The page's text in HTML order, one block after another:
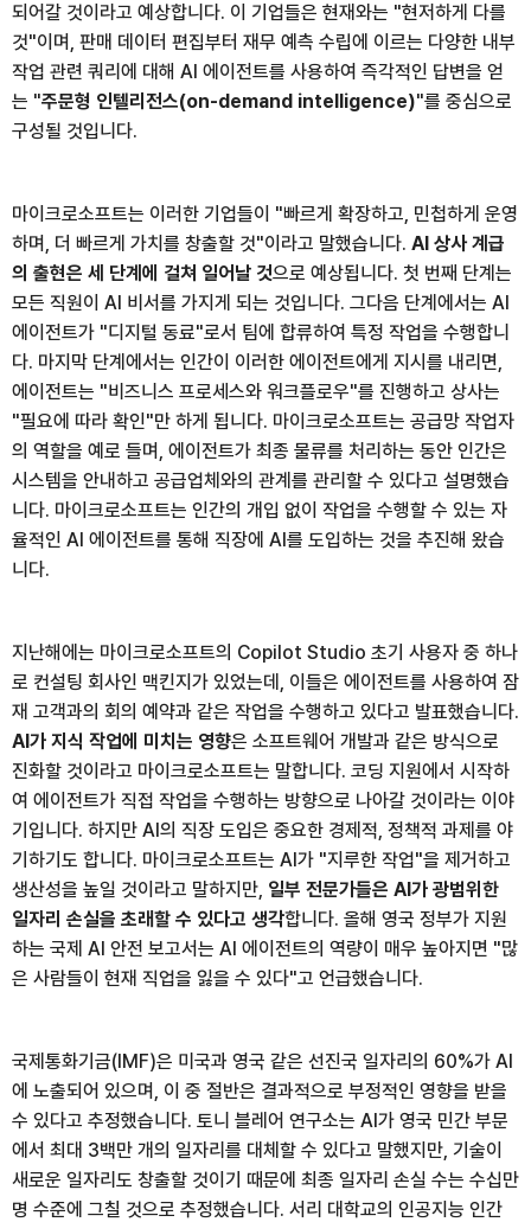
되어갈 것이라고 예상합니다. 이 기업들은 현재와는 "현저하게 다를
것"이며, 판매 데이터 편집부터 재무 예측 수립에 이르는 다양한 내부
작업 관련 쿼리에 대해 AI 에이전트를 사용하여 즉각적인 답변을 얻
는 "주문형 인텔리전스(on-demand intelligence)"를 중심으로
구성될 것입니다.
마이크로소프트는 이러한 기업들이 "빠르게 확장하고, 민첩하게 운영
하며, 더 빠르게 가치를 창출할 것"이라고 말했습니다. AI 상사 계급
의 출현은 세 단계에 걸쳐 일어날 것으로 예상됩니다. 첫 번째 단계는
모든 직원이 AI 비서를 가지게 되는 것입니다. 그다음 단계에서는 AI
에이전트가 "디지털 동료"로서 팀에 합류하여 특정 작업을 수행합니
다. 마지막 단계에서는 인간이 이러한 에이전트에게 지시를 내리면,
에이전트는 "비즈니스 프로세스와 워크플로우"를 진행하고 상사는
"필요에 따라 확인"만 하게 됩니다. 마이크로소프트는 공급망 작업자
의 역할을 예로 들며, 에이전트가 최종 물류를 처리하는 동안 인간은
시스템을 안내하고 공급업체와의 관계를 관리할 수 있다고 설명했습
니다. 마이크로소프트는 인간의 개입 없이 작업을 수행할 수 있는 자
율적인 AI 에이전트를 통해 직장에 AI를 도입하는 것을 추진해 왔습
니다.
지난해에는 마이크로소프트의 Copilot Studio 초기 사용자 중 하나
로 컨설팅 회사인 맥킨지가 있었는데, 이들은 에이전트를 사용하여 잠
재 고객과의 회의 예약과 같은 작업을 수행하고 있다고 발표했습니다.
AI가 지식 작업에 미치는 영향은 소프트웨어 개발과 같은 방식으로
진화할 것이라고 마이크로소프트는 말합니다. 코딩 지원에서 시작하
여 에이전트가 직접 작업을 수행하는 방향으로 나아갈 것이라는 이야
기입니다. 하지만 AI의 직장 도입은 중요한 경제적, 정책적 과제를 야
기하기도 합니다. 마이크로소프트는 AI가 "지루한 작업"을 제거하고
생산성을 높일 것이라고 말하지만, 일부 전문가들은 AI가 광범위한
일자리 손실을 초래할 수 있다고 생각합니다. 올해 영국 정부가 지원
하는 국제 AI 안전 보고서는 AI 에이전트의 역량이 매우 높아지면 "많
은 사람들이 현재 직업을 잃을 수 있다"고 언급했습니다.
국제통화기금(IMF)은 미국과 영국 같은 선진국 일자리의 60%가 AI
에 노출되어 있으며, 이 중 절반은 결과적으로 부정적인 영향을 받을
수 있다고 추정했습니다. 토니 블레어 연구소는 AI가 영국 민간 부문
에서 최대 3백만 개의 일자리를 대체할 수 있다고 말했지만, 기술이
새로운 일자리도 창출할 것이기 때문에 최종 일자리 손실 수는 수십만
명 수준에 그칠 것으로 추정했습니다. 서리 대학교의 인공지능 인간